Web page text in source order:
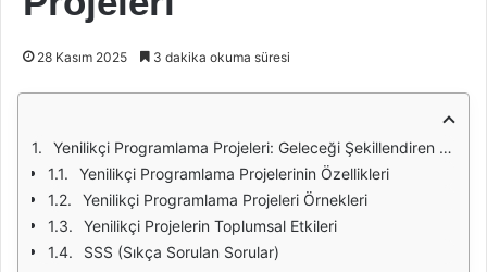
28 Kasım 2025 3 dakika okuma süresi
Yenilikçi Programlama Projeleri: Geleceği Şekillendiren Fikirler
Yenilikçi Programlama Projelerinin Özellikleri
Yenilikçi Programlama Projeleri Örnekleri
Yenilikçi Projelerin Toplumsal Etkileri
SSS (Sıkça Sorulan Sorular)